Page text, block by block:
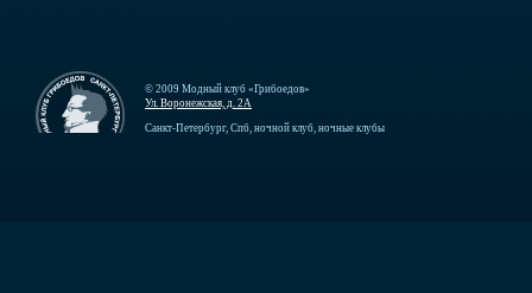
© 2009 Модный клуб «Грибоедов»
Ул. Воронежская, д. 2А
Санкт-Петербург, Спб, ночной клуб, ночные клубы